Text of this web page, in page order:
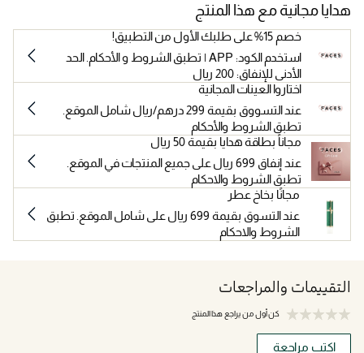
هدايا مجانية مع هذا المنتج
خصم 15% على طلبك الأول من التطبيق!
استخدم الكود: APP | تطبق الشروط و الأحكام. الحد
الأدنى للإنفاق: 200 ريال
اختاروا العينات المجانية
عند التسووق بقيمة 299 درهم/ريال شامل الموقع.
تطبق الشروط والأحكام
مجاناً بطاقة هدايا بقيمة 50 ريال
عند إنفاق 699 ريال على جميع المنتجات في الموقع.
تطبق الشروط والاحكام
مجانًا بخاخ عطر
عند التسوق بقيمة 699 ريال على شامل الموقع. تطبق
الشروط والاحكام
التقييمات والمراجعات
كن أول من يراجع هذا المنتج
اكتب مراجعة